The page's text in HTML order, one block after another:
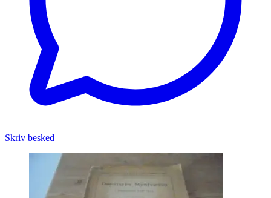
Skriv besked